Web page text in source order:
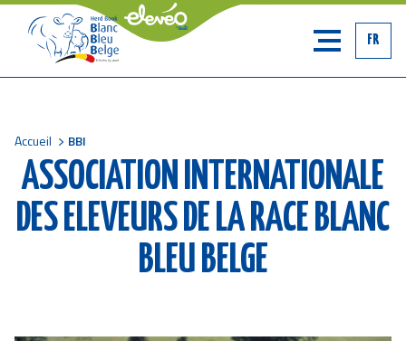
FR
Fil
d'Ariane
Accueil BBI
ASSOCIATION INTERNATIONALE
DES ELEVEURS DE LA RACE BLANC
BLEU BELGE